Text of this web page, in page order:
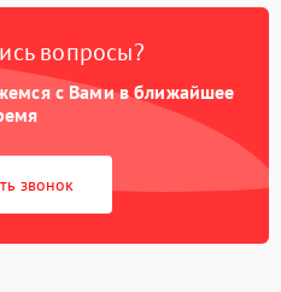
вопросы?
с Вами в ближайшее
звонок